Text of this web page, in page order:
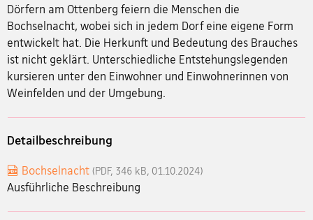
Dörfern am Ottenberg feiern die Menschen die
Bochselnacht, wobei sich in jedem Dorf eine eigene Form
entwickelt hat. Die Herkunft und Bedeutung des Brauches
ist nicht geklärt. Unterschiedliche Entstehungslegenden
kursieren unter den Einwohner und Einwohnerinnen von
Weinfelden und der Umgebung.
Detailbeschreibung
Bochselnacht (PDF, 346 kB, 01.10.2024)
Ausführliche Beschreibung